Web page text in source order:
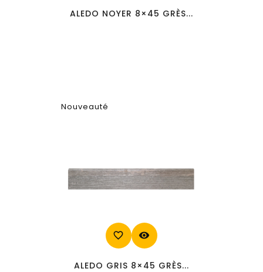
ALEDO NOYER 8×45 GRÈS...
Nouveauté
favorite_border visibility
ALEDO GRIS 8×45 GRÈS...